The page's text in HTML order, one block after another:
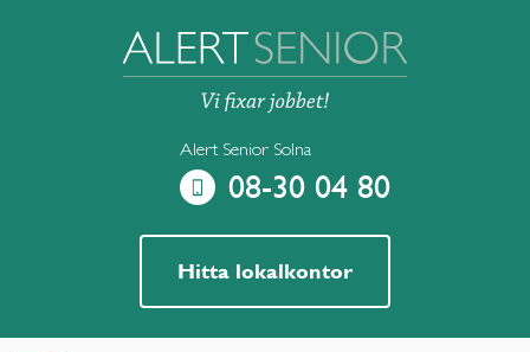
Alert Senior Solna
08-30 04 80
Hitta lokalkontor